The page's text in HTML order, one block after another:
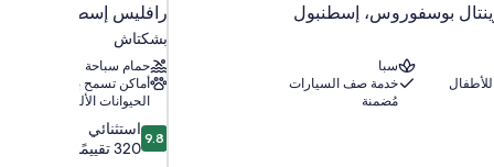
بوسفوروس، إسطنبول
سبا
خدمة صف السيارات
مُضمنة
رافليس إسطنبول
بشكتاش
حمام سباحة
أماكن تسمح باصطحاب
الحيوانات الأليفة
9.8
من
9.8 استثنائي
320 تقييمًا